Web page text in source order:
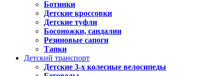
Ботинки
Детские кроссовки
Детские туфли
Босоножки, сандалии
Резиновые сапоги
Тапки
Детский транспорт
Детские 3-х колесные велосипеды